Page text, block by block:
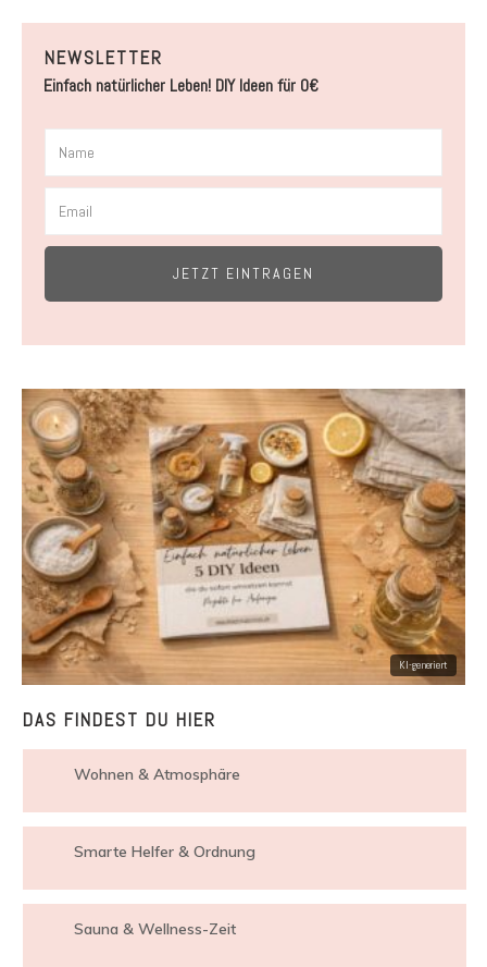
NEWSLETTER
Einfach natürlicher Leben! DIY Ideen für 0€
JETZT EINTRAGEN
DAS FINDEST DU HIER
Wohnen & Atmosphäre
Smarte Helfer & Ordnung
Sauna & Wellness-Zeit